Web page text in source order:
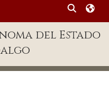
del Estado